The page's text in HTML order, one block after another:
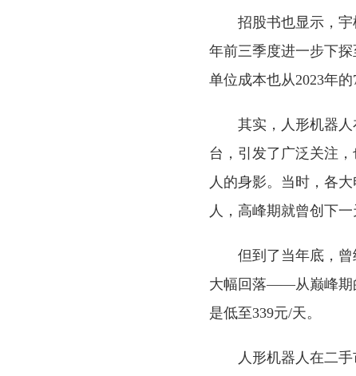
招股书也显示，宇
年前三季度进一步下
单位成本也从2023年的
其实，人形机器
台，引发了广泛关注
人的身影。当时，各
人，高峰期就曾创下
但到了当年底，
大幅回落——从巅峰期
是低至339元/天。
人形机器人在二